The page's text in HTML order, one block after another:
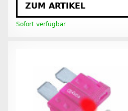
ZUM ARTIKEL
Sofort verfügbar